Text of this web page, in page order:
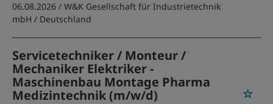
06.08.2026 / W&K Gesellschaft für Industrietechnik
mbH / Deutschland
Servicetechniker / Monteur /
Mechaniker Elektriker -
Maschinenbau Montage Pharma
Medizintechnik (m/w/d)